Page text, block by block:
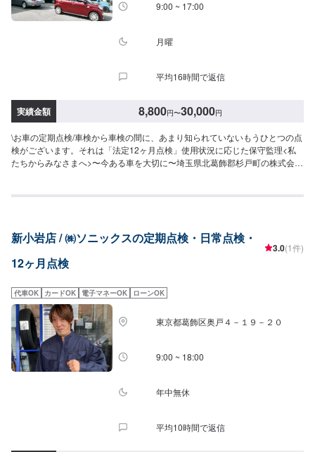
9:00 ~ 17:00
月曜
平均16時間で返信
実績金額 8,800円〜30,000円
\お車の定期点検/車検から車検の間に、あまり知られていないもうひとつの点
検がございます。それは「法定12ヶ月点検」使用状況に応じた保守監理<私
たちからみなさまへ>〜今ある車を大切に〜埼玉県北葛飾郡杉戸町の株式会社
性等を保証するものではありません。したがって、使用者は、日常点検整備
すか？地域とお客さまの安全をお守りするため、国の指導要綱に基づき、適
宜、ご連絡をさせていただきます。<点検料>●国産車：8,800円〜●その他外
車：13,200円〜●メルセデスベンツAMG・BMWM/8・AudiR8・ポルシェ・フ
業がない場合の料金です。<お見積もりは無料です。>実費での修理の場合、
最大の問題は「お客さまの懐具合」を考慮して修理をしなければなりませ
ん。事前に修理後の完成状態をご覧いただければいいのですが、そんなこと
も残念ながらできません。恐縮ではございますが、お客さまにはご来店いた
だき、できるだけ食い違いのないように説明をしっかりさせていただきま
す。<お見積もりには30〜60分程度の時間が必要です>お見積もりには30〜
60分程度の時間が必要となるため、お時間に余裕を持ってご来店ください。
ければ、お客さまご対応の準備をしてお待ち申し上げます。<営業時間・定休
新小岩店 / ㈱ソニックスの定期点検・日常点検・
12ヶ月点検
3.0(1件)
代車OK カードOK 電子マネーOK ローンOK
東京都葛飾区奥戸４－１９－２０
9:00 ~ 18:00
年中無休
平均10時間で返信